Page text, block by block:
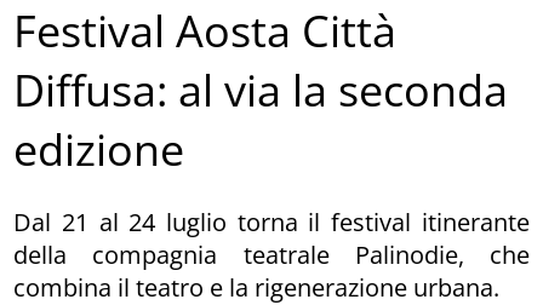
Festival Aosta Città
Diffusa: al via la seconda
edizione
Dal 21 al 24 luglio torna il festival itinerante
della compagnia teatrale Palinodie, che
combina il teatro e la rigenerazione urbana.